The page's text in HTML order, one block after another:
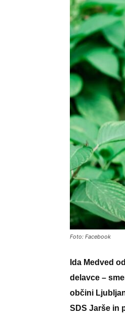
Foto: Facebook
Ida Medved
delavce –
občini
SDS Jarše in